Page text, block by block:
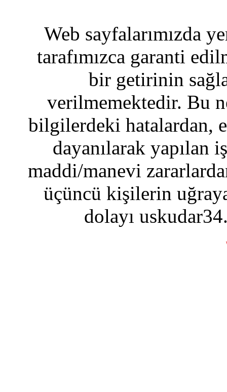
Web sayfalarımızda
tarafımızca garanti
bir getirinin
verilmemektedir. Bu
bilgilerdeki hatalardan,
dayanılarak yapılan
maddi/manevi
üçüncü kişilerin
dolayı